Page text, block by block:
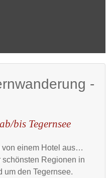
-
bis Tegernsee
von einem Hotel aus…
Regionen in
um den Tegernsee.